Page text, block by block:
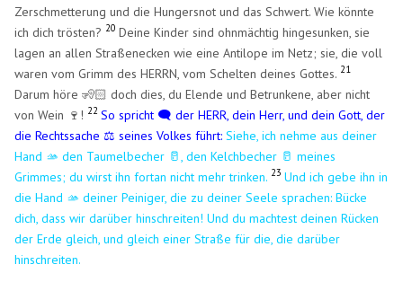
Zerschmetterung und die Hungersnot und das Schwert. Wie könnte
ich dich trösten? 20 Deine Kinder sind ohnmächtig hingesunken, sie
lagen an allen Straßenecken wie eine Antilope im Netz; sie, die voll
waren vom Grimm des HERRN, vom Schelten deines Gottes. 21
Darum höre 🧏🏻 doch dies, du Elende und Betrunkene, aber nicht
von Wein 🍷! 22 So spricht 🗨️ der HERR, dein Herr, und dein Gott, der
die Rechtssache ⚖️ seines Volkes führt: Siehe, ich nehme aus deiner
Hand 🫴 den Taumelbecher 🥛 , den Kelchbecher 🥛 meines
Grimmes; du wirst ihn fortan nicht mehr trinken. 23 Und ich gebe ihn in
die Hand 🫴 deiner Peiniger, die zu deiner Seele sprachen: Bücke
dich, dass wir darüber hinschreiten! Und du machtest deinen Rücken
der Erde gleich, und gleich einer Straße für die, die darüber
hinschreiten.